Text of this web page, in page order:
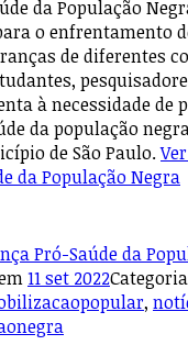
da População
o enfrentamento
de diferentes
à necessidade de
da população
de São Paulo.
da População Negra
Pró-Saúde da
11 set 2022
,